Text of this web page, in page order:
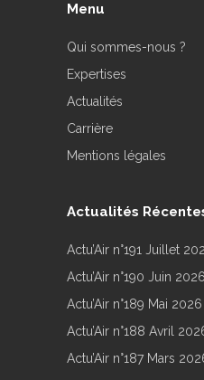
Menu
Qui sommes-nous ?
Expertises
Actualités
Carrière
Mentions légales
Actualités
Actu’Air n°191 Juillet
Actu’Air n°190 Juin 2026
Actu’Air n°189 Mai 2026
Actu’Air n°188 Avril
Actu’Air n°187 Mars